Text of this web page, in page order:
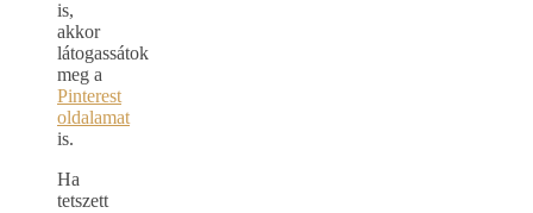
is,
akkor
látogassátok
meg a
Pinterest
oldalamat
is.
Ha
tetszett